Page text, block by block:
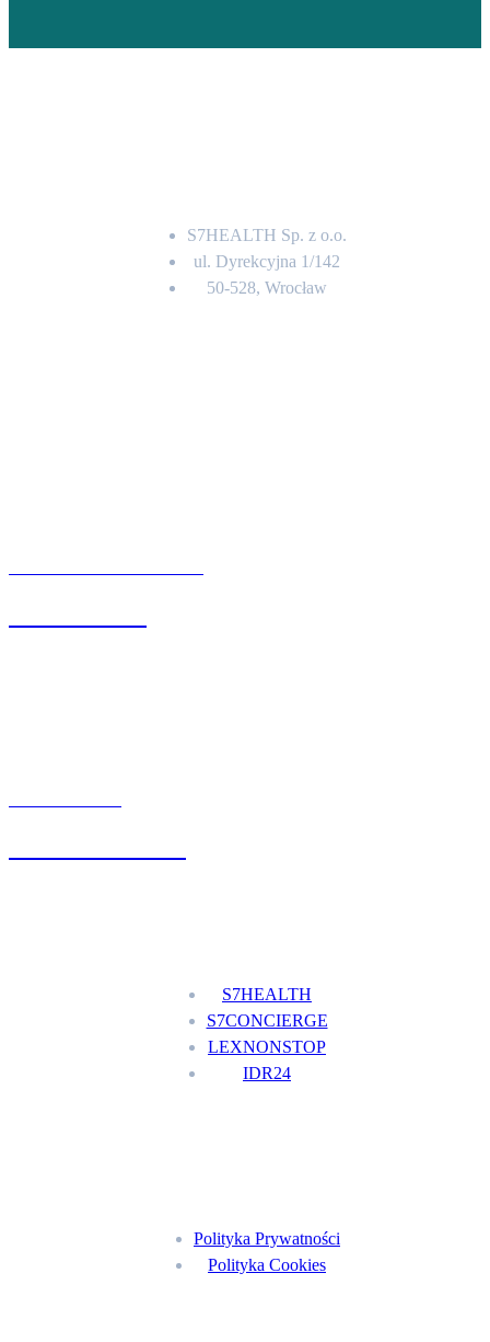
S7HEALTH Sp. z o.o.
ul. Dyrekcyjna 1/142
50-528, Wrocław
S7HEALTH
S7CONCIERGE
LEXNONSTOP
IDR24
Polityka Prywatności
Polityka Cookies